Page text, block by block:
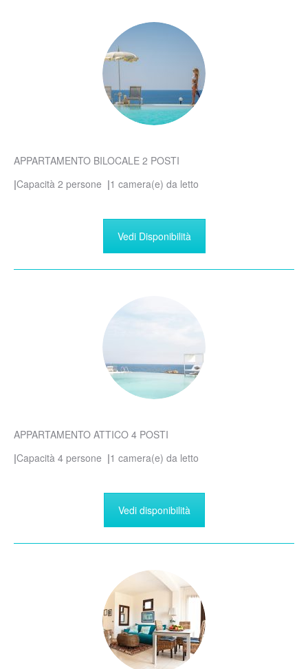
APPARTAMENTO BILOCALE 2 POSTI
|Capacità 2 persone |1 camera(e) da letto
Vedi Disponibilità
APPARTAMENTO ATTICO 4 POSTI
|Capacità 4 persone |1 camera(e) da letto
Vedi disponibilità